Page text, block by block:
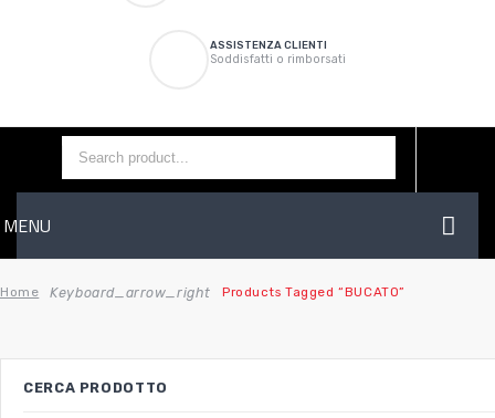
ASSISTENZA CLIENTI
Soddisfatti o rimborsati
MENU
HOME
Home Keyboard_arrow_right Products Tagged “BUCATO”
CERCA PRODOTTO